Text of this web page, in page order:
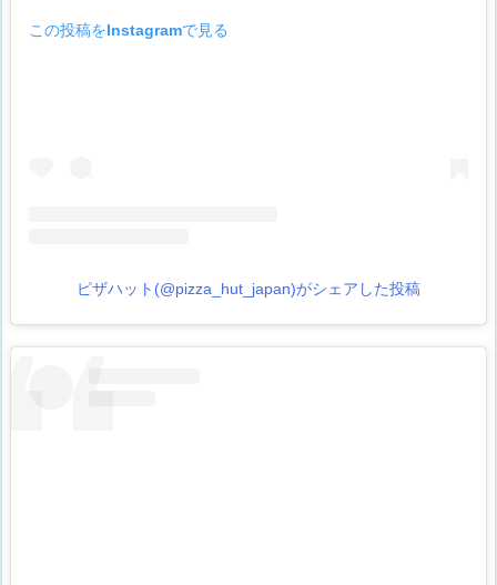
この投稿をInstagramで見る
ピザハット(@pizza_hut_japan)がシェアした投稿